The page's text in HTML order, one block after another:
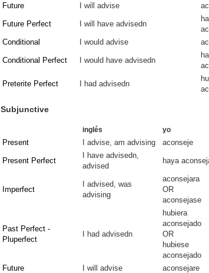
Future
I will advise
Future Perfect I will have advisedn
Conditional
I would advise
Conditional Perfect I would have advisedn
Preterite Perfect I had advisedn
Subjunctive
inglés yo
Present I advise, am advising aconseje
Present Perfect
I have advisedn,
advised
haya
Imperfect
I advised, was
advising
aconsejara
OR
aconsejase
Past Perfect -
Pluperfect
I had advisedn
hubiera
aconsejado
OR
hubiese
aconsejado
Future
I will advise aconsejare